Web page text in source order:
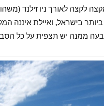
לקצה לאורך ניו זילנד (משהו
בישראל, ואיילת איננה
ממנה יש תצפית על כל